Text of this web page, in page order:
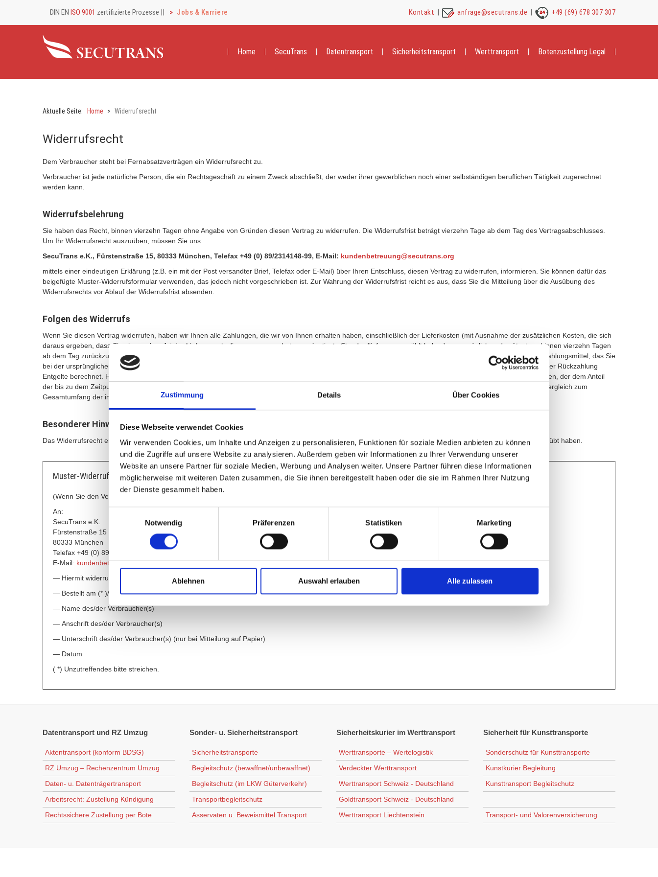
Zustimmung Details Über Cookies
Diese Webseite verwendet Cookies
Wir verwenden Cookies, um Inhalte und Anzeigen zu personalisieren, Funktionen für soziale Medien anbieten zu können
und die Zugriffe auf unsere Website zu analysieren. Außerdem geben wir Informationen zu Ihrer Verwendung unserer
Website an unsere Partner für soziale Medien, Werbung und Analysen weiter. Unsere Partner führen diese Informationen
möglicherweise mit weiteren Daten zusammen, die Sie ihnen bereitgestellt haben oder die sie im Rahmen Ihrer Nutzung
der Dienste gesammelt haben.
Notwendig
Präferenzen Statistiken Marketing
Ablehnen Auswahl erlauben Alle zulassen
Kontakt anfrage@secutrans.de +49 (69) 678 307 307
DIN EN ISO 9001 zertifizierte Prozesse || Jobs & Karriere
Home SecuTrans Datentransport Sicherheitstransport Werttransport Botenzustellung.Legal
Aktuelle Seite: Home Widerrufsrecht
Widerrufsrecht
Dem Verbraucher steht bei Fernabsatzverträgen ein Widerrufsrecht zu.
Verbraucher ist jede natürliche Person, die ein Rechtsgeschäft zu einem Zweck abschließt, der weder ihrer gewerblichen noch einer selbständigen beruflichen Tätigkeit zugerechnet
werden kann.
Widerrufsbelehrung
Sie haben das Recht, binnen vierzehn Tagen ohne Angabe von Gründen diesen Vertrag zu widerrufen. Die Widerrufsfrist beträgt vierzehn Tage ab dem Tag des Vertragsabschlusses.
Um Ihr Widerrufsrecht auszuüben, müssen Sie uns
SecuTrans e.K., Fürstenstraße 15, 80333 München, Telefax +49 (0) 89/2314148-99, E-Mail: kundenbetreuung@secutrans.org
mittels einer eindeutigen Erklärung (z.B. ein mit der Post versandter Brief, Telefax oder E-Mail) über Ihren Entschluss, diesen Vertrag zu widerrufen, informieren. Sie können dafür das
beigefügte Muster-Widerrufsformular verwenden, das jedoch nicht vorgeschrieben ist. Zur Wahrung der Widerrufsfrist reicht es aus, dass Sie die Mitteilung über die Ausübung des
Widerrufsrechts vor Ablauf der Widerrufsfrist absenden.
Folgen des Widerrufs
Wenn Sie diesen Vertrag widerrufen, haben wir Ihnen alle Zahlungen, die wir von Ihnen erhalten haben, einschließlich der Lieferkosten (mit Ausnahme der zusätzlichen Kosten, die sich
daraus ergeben, dass Sie eine andere Art der Lieferung als die von uns angebotene, günstigste Standardlieferung gewählt haben), unverzüglich und spätestens binnen vierzehn Tagen
ab dem Tag zurückzuzahlen, an dem die Mitteilung über Ihren Widerruf dieses Vertrags bei uns eingegangen ist. Für diese Rückzahlung verwenden wir dasselbe Zahlungsmittel, das Sie
bei der ursprünglichen Transaktion eingesetzt haben, es sei denn, mit Ihnen wurde ausdrücklich etwas anderes vereinbart; in keinem Fall werden Ihnen wegen dieser Rückzahlung
Entgelte berechnet. Haben Sie verlangt, dass die Dienstleistungen während der Widerrufsfrist beginnen soll, so haben Sie uns einen angemessenen Betrag zu zahlen, der dem Anteil
der bis zu dem Zeitpunkt, zu dem Sie uns von der Ausübung des Widerrufsrechts hinsichtlich dieses Vertrags unterrichten, bereits erbrachten Dienstleistungen im Vergleich zum
Gesamtumfang der im Vertrag vorgesehenen Dienstleistungen entspricht.
Besonderer Hinweis
Das Widerrufsrecht erlischt vorzeitig, wenn der Vertrag von beiden Seiten auf Ihren ausdrücklichen Wunsch vollständig erfüllt ist, bevor Sie Ihr Widerrufsrecht ausgeübt haben.
Muster-Widerrufsformular
(Wenn Sie den Vertrag widerrufen wollen, dann füllen Sie bitte dieses Formular aus und senden Sie es zurück.)
An:
SecuTrans e.K.
Fürstenstraße 15
80333 München
Telefax +49 (0) 89/2314148-99
E-Mail: kundenbetreuung@secutrans.org
— Hiermit widerrufe(n ) ich/wir ( *) den von mir/uns ( *) abgeschlossenen Vertrag über die Erbringung der folgenden Dienstleistung (* ):
— Bestellt am (* )/erhalten am ( *)
— Name des/der Verbraucher(s)
— Anschrift des/der Verbraucher(s)
— Unterschrift des/der Verbraucher(s) (nur bei Mitteilung auf Papier)
— Datum
( *) Unzutreffendes bitte streichen.
Datentransport und RZ Umzug
Aktentransport (konform BDSG)
RZ Umzug – Rechenzentrum Umzug
Daten- u. Datenträgertransport
Arbeitsrecht: Zustellung Kündigung
Rechtssichere Zustellung per Bote
Sonder- u. Sicherheitstransport
Sicherheitstransporte
Begleitschutz (bewaffnet/unbewaffnet)
Begleitschutz (im LKW Güterverkehr)
Transportbegleitschutz
Asservaten u. Beweismittel Transport
Sicherheitskurier im Werttransport
Werttransporte – Wertelogistik
Verdeckter Werttransport
Werttransport Schweiz - Deutschland
Goldtransport Schweiz - Deutschland
Werttransport Liechtenstein
Sicherheit für Kunsttransporte
Sonderschutz für Kunsttransporte
Kunstkurier Begleitung
Kunsttransport Begleitschutz
Transport- und Valorenversicherung